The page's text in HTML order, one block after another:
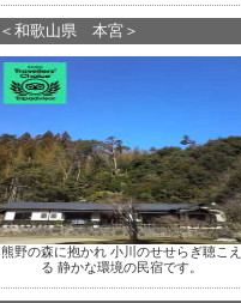
＜和歌山県 本宮＞
熊野の森に抱かれ 小川のせせらぎ聴こえ
る 静かな環境の民宿です。